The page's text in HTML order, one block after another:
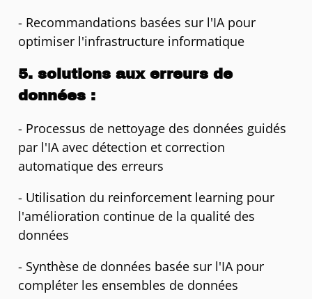
- Recommandations basées sur l'IA pour
optimiser l'infrastructure informatique
5. solutions aux erreurs de
données :
- Processus de nettoyage des données guidés
par l'IA avec détection et correction
automatique des erreurs
- Utilisation du reinforcement learning pour
l'amélioration continue de la qualité des
données
- Synthèse de données basée sur l'IA pour
compléter les ensembles de données